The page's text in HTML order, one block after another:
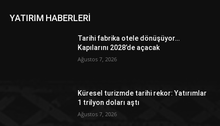
YATIRIM HABERLERİ
Tarihi fabrika otele dönüşüyor…
Kapılarını 2028’de açacak
Ağustos 7, 2026
Küresel turizmde tarihi rekor: Yatırımlar
1 trilyon doları aştı
Ağustos 7, 2026